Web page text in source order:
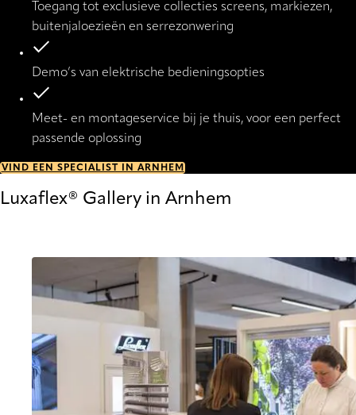
Toegang tot exclusieve collecties screens, markiezen,
buitenjaloezieën en serrezonwering
Demo’s van elektrische bedieningsopties
Meet- en montageservice bij je thuis, voor een perfect
passende oplossing
VIND EEN SPECIALIST IN ARNHEM
Luxaflex® Gallery in Arnhem